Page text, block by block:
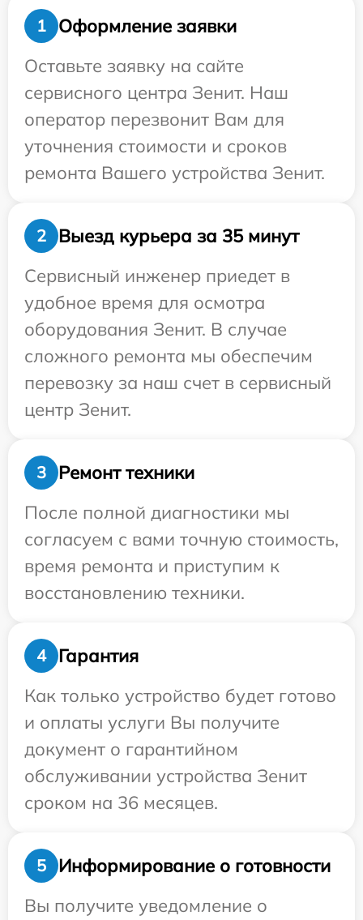
1
Оформление заявки
Оставьте заявку на сайте
сервисного центра Зенит. Наш
оператор перезвонит Вам для
уточнения стоимости и сроков
ремонта Вашего устройства Зенит.
2
Выезд курьера за 35 минут
Сервисный инженер приедет в
удобное время для осмотра
оборудования Зенит. В случае
сложного ремонта мы обеспечим
перевозку за наш счет в сервисный
центр Зенит.
3
Ремонт техники
После полной диагностики мы
согласуем с вами точную стоимость,
время ремонта и приступим к
восстановлению техники.
4
Гарантия
Как только устройство будет готово
и оплаты услуги Вы получите
документ о гарантийном
обслуживании устройства Зенит
сроком на 36 месяцев.
5
Информирование о готовности
Вы получите уведомление о